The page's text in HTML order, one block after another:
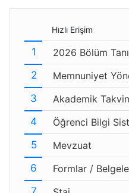
Hızlı Erişim
2026 Bölüm
Memnuniyet
Akademik
Öğrenci Bilgi
Mevzuat
Formlar /